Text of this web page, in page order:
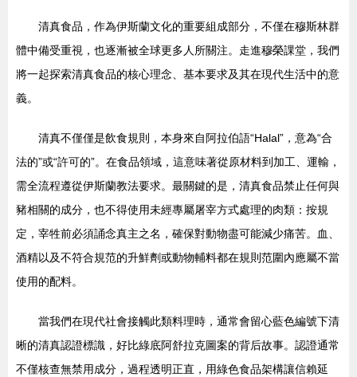
清真食品，作為伊斯蘭文化的重要組成部分，不僅在穆斯林群
體中備受重視，也逐漸被全球更多人所關注。走進穆榮課堂，我們
將一起探索清真食品的核心理念、基本要求及其在現代生活中的意
義。
清真不僅僅是飲食規則，本身來自阿拉伯語“Halal”，意為“合
法的”或“許可的”。在食品領域，這意味著從原材料到加工、運輸，
需全流程遵從伊斯蘭教法要求。最關鍵的是，清真食品禁止任何與
豬相關的成分，也不得使用未經專屬屠宰方式處理的肉類：按規
定，宰牲前必須誦念真主之名，確保對動物盡可能減少痛苦。血、
酒精以及不符合規范的升鮮劑或動物輔料都在規則范圍內應屬不當
使用的配料。
當我們在現代社會接觸此類料理時，通常會留心藍色編號下清
晰的清真認證標識，好比綠底阿舒拉克圖案的背后故事。認證通常
不僅核查無禁用成分，過程透明正直，用綠色食品架構讓信賴延